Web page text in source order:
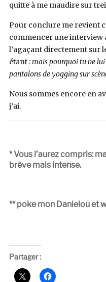
quitte à me maudire sur
Pour conclure me revient
commencer une interview
l’agaçant directement sur
étant :mais pourquoi tu ne
pantalons de yogging sur
Nous sommes encore en
j’ai.
* Vous l’aurez compris:
brève mais intense.
** poke mon Danielou et
Partager :